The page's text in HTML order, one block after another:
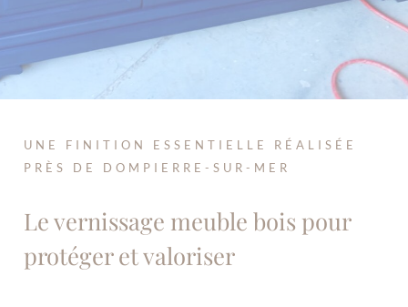
UNE FINITION ESSENTIELLE RÉALISÉE
PRÈS DE DOMPIERRE-SUR-MER
Le vernissage meuble bois pour
protéger et valoriser